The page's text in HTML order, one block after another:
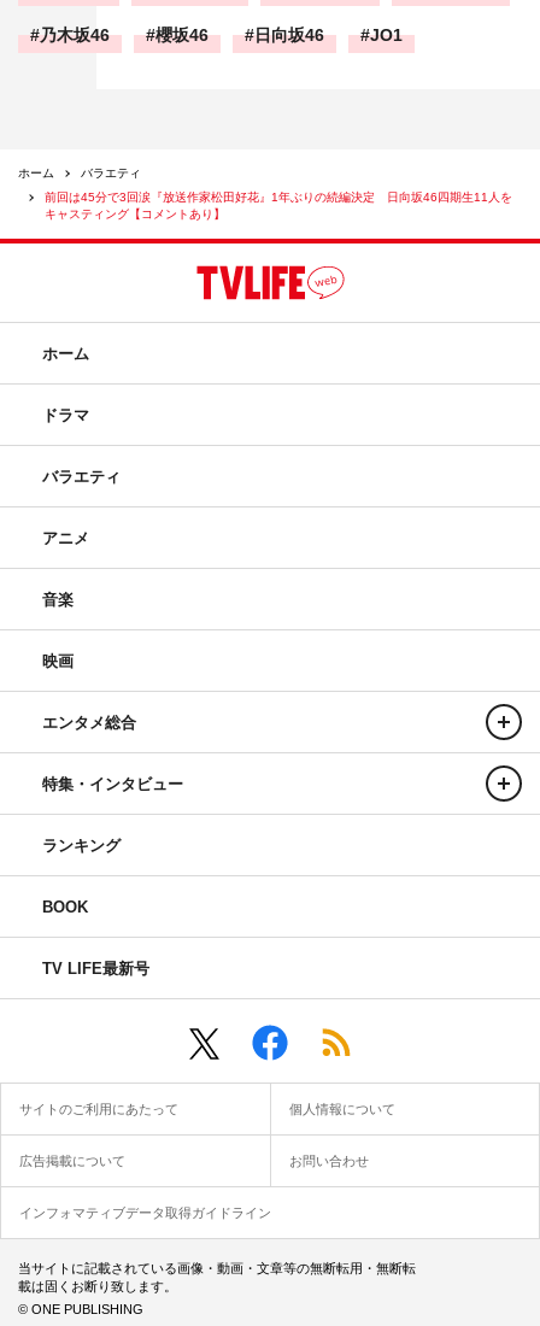
乃木坂46 櫻坂46 日向坂46 JO1
ホーム
バラエティ
前回は45分で3回涙『放送作家松田好花』1年ぶりの続編決定 日向坂46四期生11人を
キャスティング【コメントあり】
ホーム
ドラマ
バラエティ
アニメ
音楽
映画
エンタメ総合
特集・インタビュー
ランキング
BOOK
TV LIFE最新号
サイトのご利用にあたって 個人情報について
広告掲載について お問い合わせ
インフォマティブデータ取得ガイドライン
当サイトに記載されている画像・動画・文章等の無断転用・無断転
載は固くお断り致します。
© ONE PUBLISHING